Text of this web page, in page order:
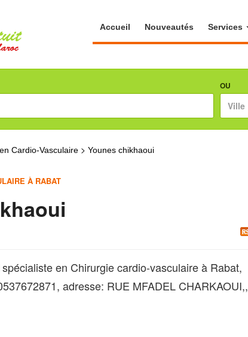
Accueil Nouveautés Services
OU
Cardio-Vasculaire > Younes chikhaoui
À RABAT
en Chirurgie cardio-vasculaire à Rabat,
adresse: RUE MFADEL CHARKAOUI,,